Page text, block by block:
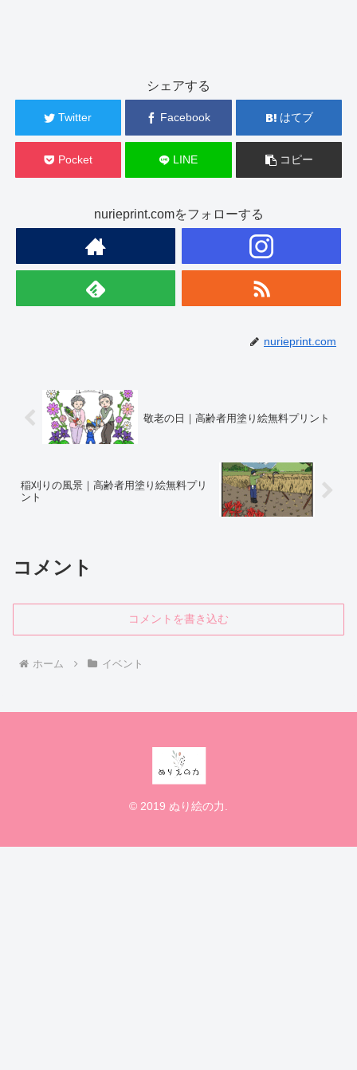
シェアする
Twitter Facebook はてブ
Pocket LINE コピー
nurieprint.comをフォローする
nurieprint.com
敬老の日｜高齢者用塗り絵無料プリント
稲刈りの風景｜高齢者用塗り絵無料プリ
ント
コメント
コメントを書き込む
ホーム イベント
© 2019 ぬり絵の力.